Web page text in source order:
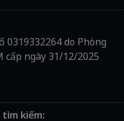
0319332264 do Phòng
cấp ngày 31/12/2025
tìm kiếm: